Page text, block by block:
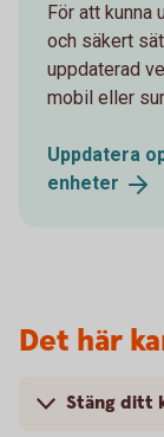
För att
och säkert
uppdaterad
mobil eller
Uppdatera
enheter
Det här
Stäng ditt